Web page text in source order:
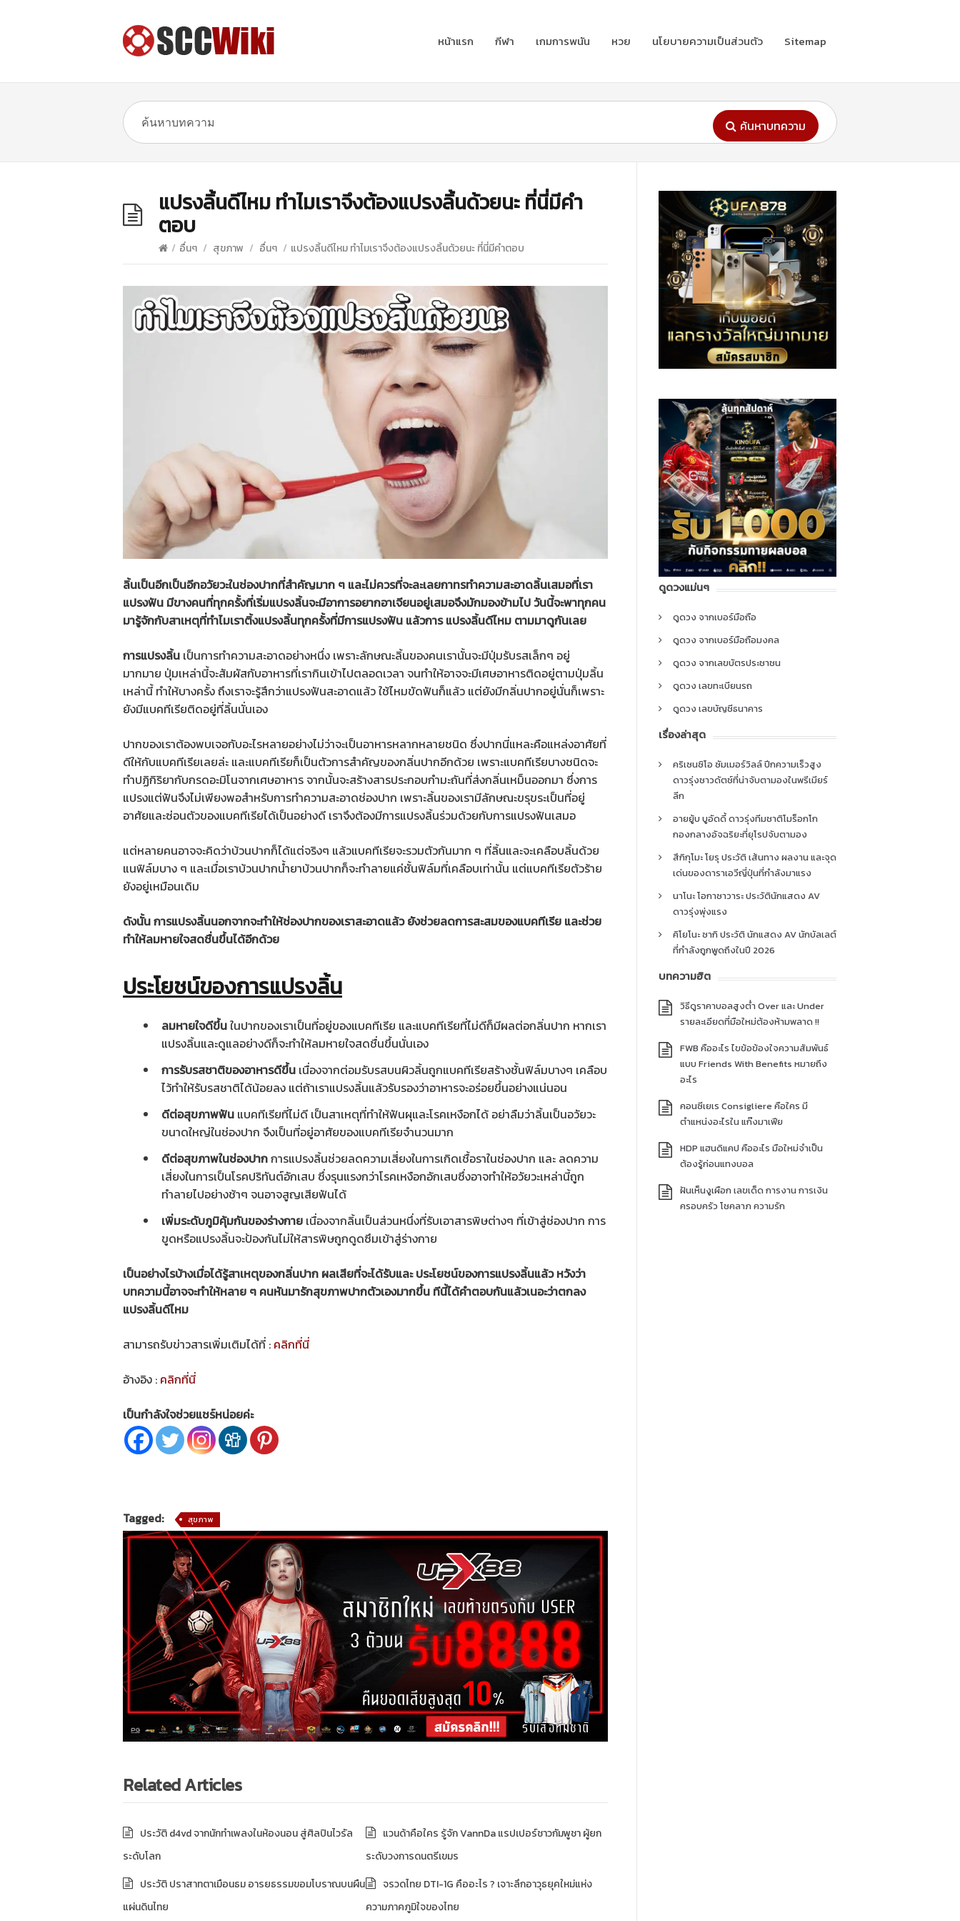
หน้าแรก กีฬา เกมการพนัน หวย นโยบายความเป็นส่วนตัว Sitemap
ค้นหาบทความ
แปรงลิ้นดีไหม ทำไมเราจึงต้องแปรงลิ้นด้วยนะ ที่นี่มีคำ
ตอบ
/ อื่นๆ / สุขภาพ / อื่นๆ / แปรงลิ้นดีไหม ทำไมเราจึงต้องแปรงลิ้นด้วยนะ ที่นี่มีคำตอบ
ลิ้นเป็นอีกเป็นอีกอวัยวะในช่องปากที่สำคัญมาก ๆ และไม่ควรที่จะละเลยกาทรทำความสะอาดลิ้นเสมอที่เรา
แปรงฟัน มีขางคนที่ทุกครั้งที่เริ่มแปรงลิ้นจะมีอาการอยากอาเจียนอยู่เสมอจึงมักมองข้ามไป วันนี้จะพาทุกคน
มารู้จักกับสาเหตุที่ทำไมเราติ้งแปรงลิ้นทุกครั้งที่มีการแปรงฟัน แล้วการ แปรงลิ้นดีไหม ตามมาดูกันเลย
การแปรงลิ้น เป็นการทำความสะอาดอย่างหนึ่ง เพราะลักษณะลิ้นของคนเรานั้นจะมีปุ่มรับรสเล็กๆ อยู่
มากมาย ปุ่มเหล่านี้จะสัมผัสกับอาหารที่เรากินเข้าไปตลอดเวลา จนทำให้อาจจะมีเศษอาหารติดอยู่ตามปุ่มลิ้น
เหล่านี้ ทำให้บางครั้ง ถึงเราจะรู้สึกว่าแปรงฟันสะอาดแล้ว ใช้ไหมขัดฟันก็แล้ว แต่ยังมีกลิ่นปากอยู่นั่นก็เพราะ
ยังมีแบคทีเรียติดอยู่ที่ลิ้นนั่นเอง
ปากของเราต้องพบเจอกับอะไรหลายอย่างไม่ว่าจะเป็นอาหารหลากหลายชนิด ซึ่งปากนี่แหละคือแหล่งอาศัยที่
ดีให้กับแบคทีเรียเลยล่ะ และแบคทีเรียก็เป็นตัวการสำคัญของกลิ่นปากอีกด้วย เพราะแบคทีเรียบางชนิดจะ
ทำปฏิกิริยากับกรดอะมิโนจากเศษอาหาร จากนั้นจะสร้างสารประกอบกำมะถันที่ส่งกลิ่นเหม็นออกมา ซึ่งการ
แปรงแต่ฟันจึงไม่เพียงพอสำหรับการทำความสะอาดช่องปาก เพราะลิ้นของเรามีลักษณะขรุขระเป็นที่อยู่
อาศัยและซ่อนตัวของแบคทีเรียได้เป็นอย่างดี เราจึงต้องมีการแปรงลิ้นร่วมด้วยกับการแปรงฟันเสมอ
แต่หลายคนอาจจะคิดว่าบ้วนปากก็ได้แต่จริงๆ แล้วแบคทีเรียจะรวมตัวกันมาก ๆ ที่ลิ้นและจะเคลือบลิ้นด้วย
แนฟิล์มบาง ๆ และเมื่อเราบ้วนปากน้ำยาบ้วนปากก็จะทำลายแค่ชั้นฟิล์มที่เคลือบเท่านั้น แต่แบคทีเรียตัวร้าย
ยังอยู่เหมือนเดิม
ดังนั้น การแปรงลิ้นนอกจากจะทำให้ช่องปากของเราสะอาดแล้ว ยังช่วยลดการสะสมของแบคทีเรีย และช่วย
ทำให้ลมหายใจสดชื่นขึ้นได้อีกด้วย
ประโยชน์ของการแปรงลิ้น
ลมหายใจดีขึ้นในปากของเราเป็นที่อยู่ของแบคทีเรีย และแบคทีเรียที่ไม่ดีก็มีผลต่อกลิ่นปาก หากเรา
แปรงลิ้นและดูแลอย่างดีก็จะทำให้ลมหายใจสดชื่นขึ้นนั่นเอง
การรับรสชาติของอาหารดีขึ้น เนื่องจากต่อมรับรสบนผิวลิ้นถูกแบคทีเรียสร้างชั้นฟิล์มบางๆ เคลือบ
ไว้ทำให้รับรสชาติได้น้อยลง แต่ถ้าเราแปรงลิ้นแล้วรับรองว่าอาหารจะอร่อยขึ้นอย่างแน่นอน
ดีต่อสุขภาพฟัน แบคทีเรียที่ไม่ดี เป็นสาเหตุที่ทำให้ฟันผุและโรคเหงือกได้ อย่าลืมว่าลิ้นเป็นอวัยวะ
ขนาดใหญ่ในช่องปาก จึงเป็นที่อยู่อาศัยของแบคทีเรียจำนวนมาก
ดีต่อสุขภาพในช่องปากการแปรงลิ้นช่วยลดความเสี่ยงในการเกิดเชื้อราในช่องปาก และ ลดความ
เสี่ยงในการเป็นโรคปริทันต์อักเสบ ซึ่งรุนแรงกว่าโรคเหงือกอักเสบซึ่งอาจทำให้อวัยวะเหล่านี้ถูก
ทำลายไปอย่างช้าๆ จนอาจสูญเสียฟันได้
เพิ่มระดับภูมิคุ้มกันของร่างกาย เนื่องจากลิ้นเป็นส่วนหนึ่งที่รับเอาสารพิษต่างๆ ที่เข้าสู่ช่องปาก การ
ขูดหรือแปรงลิ้นจะป้องกันไม่ให้สารพิษถูกดูดซึมเข้าสู่ร่างกาย
เป็นอย่างไรบ้างเมื่อได้รู้สาเหตุของกลิ่นปาก ผลเสียที่จะได้รับและ ประโยชน์ของการแปรงลิ้นแล้ว หวังว่า
บทความนี้อาจจะทำให้หลาย ๆ คนหันมารักสุขภาพปากตัวเองมากขึ้น ทีนี้ได้คำตอบกันแล้วเนอะว่าตกลง
แปรงลิ้นดีไหม
สามารถรับข่าวสารเพิ่มเติมได้ที่ : คลิกที่นี่
อ้างอิง : คลิกที่นี่
เป็นกำลังใจช่วยแชร์หน่อยค่ะ
Tagged: สุขภาพ
Related Articles
ประวัติ d4vd จากนักทำเพลงในห้องนอน สู่ศิลปินไวรัล
ระดับโลก
แวนด้าคือใคร รู้จัก VannDa แรปเปอร์ชาวกัมพูชา ผู้ยก
ระดับวงการดนตรีเขมร
ประวัติ ปราสาทตาเมือนธม อารยธรรมขอมโบราณบนผืน
แผ่นดินไทย
จรวดไทย DTI-1G คืออะไร ? เจาะลึกอาวุธยุคใหม่แห่ง
ความภาคภูมิใจของไทย
ดูดวงแม่นๆ
ดูดวง จากเบอร์มือถือ
ดูดวง จากเบอร์มือถือมงคล
ดูดวง จากเลขบัตรประชาชน
ดูดวง เลขทะเบียนรถ
ดูดวง เลขบัญชีธนาคาร
เรื่องล่าสุด
คริเซนซิโอ ซัมเมอร์วิลล์ ปีกความเร็วสูง
ดาวรุ่งชาวดัตช์ที่น่าจับตามองในพรีเมียร์
ลีก
อายยู้บ บูอัดดี้ ดาวรุ่งทีมชาติโมร็อกโก
กองกลางอัจฉริยะที่ยุโรปจับตามอง
สึกิกุโมะ โยรุ ประวัติ เส้นทาง ผลงาน และจุด
เด่นของดาราเอวีญี่ปุ่นที่กำลังมาแรง
นาโนะ โอกาซาวาระ ประวัตินักแสดง AV
ดาวรุ่งพุ่งแรง
คิโยโนะ ซากิ ประวัติ นักแสดง AV นักบัลเลต์
ที่กำลังถูกพูดถึงในปี 2026
บทความฮิต
วิธีดูราคาบอลสูงต่ำ Over และ Under
รายละเอียดที่มือใหม่ต้องห้ามพลาด !!
FWB คืออะไร ไขข้อข้องใจความสัมพันธ์
แบบ Friends With Benefits หมายถึง
อะไร
คอนซีเยเร Consigliere คือใคร มี
ตำแหน่งอะไรใน แก๊งมาเฟีย
HDP แฮนดิแคป คืออะไร มือใหม่จำเป็น
ต้องรู้ก่อนแทงบอล
ฝันเห็นงูเผือก เลขเด็ด การงาน การเงิน
ครอบครัว โชคลาภ ความรัก